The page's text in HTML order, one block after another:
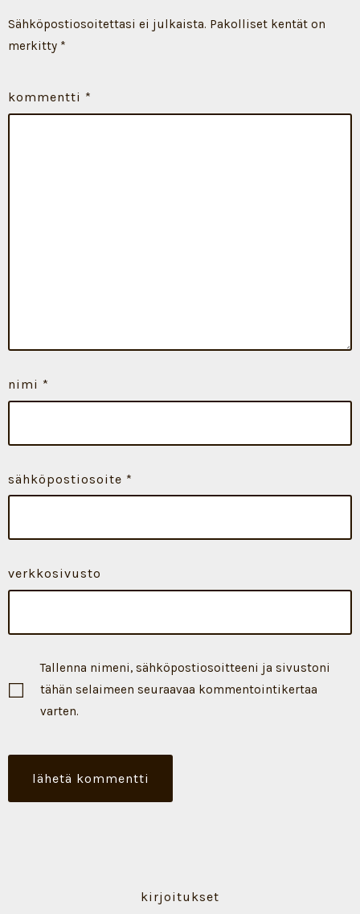
Sähköpostiosoitettasi ei julkaista. Pakolliset kentät on
merkitty *
kommentti *
nimi *
sähköpostiosoite *
verkkosivusto
Tallenna nimeni, sähköpostiosoitteeni ja sivustoni
tähän selaimeen seuraavaa kommentointikertaa
varten.
kirjoitukset